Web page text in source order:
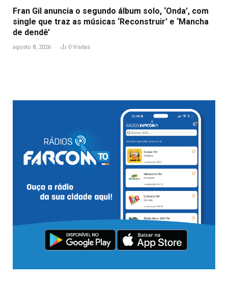
Fran Gil anuncia o segundo álbum solo, ‘Onda’, com
single que traz as músicas ‘Reconstruir’ e ‘Mancha
de dendê’
agosto 8, 2026 0 Visitas